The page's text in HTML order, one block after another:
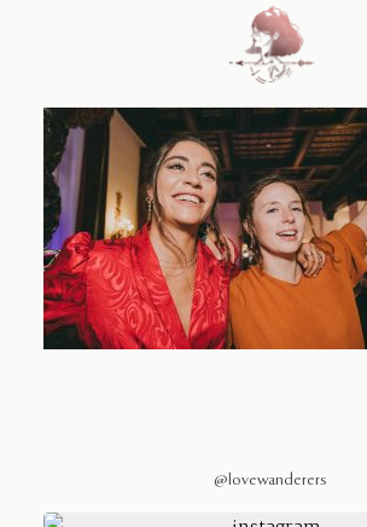
@lovewanderers
Home
Blog
Sobre Nosotros